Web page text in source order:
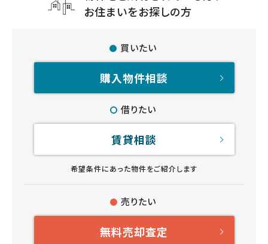
お住まいをお探しの方
買いたい
購入物件相談
借りたい
賃貸相談
希望条件にあった物件をご紹介します
売りたい
無料売却査定